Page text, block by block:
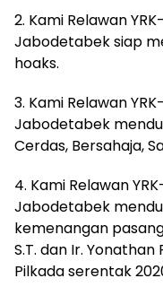
2. Kami Relawan
Jabodetabek siap
hoaks.
3. Kami Relawan
Jabodetabek
Cerdas, Bersahaja,
4. Kami Relawan
Jabodetabek
kemenangan
S.T. dan Ir.
Pilkada serentak